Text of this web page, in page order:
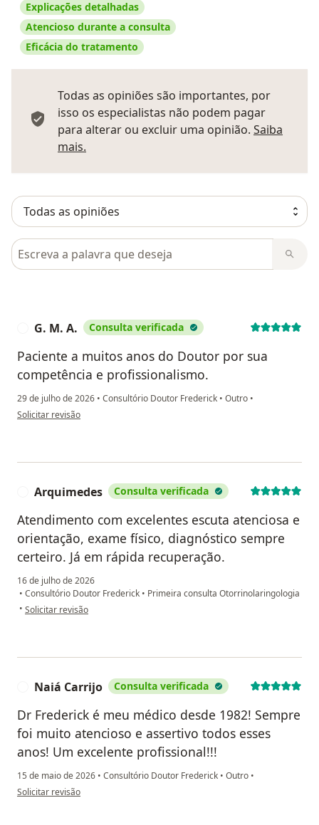
Explicações detalhadas
Atencioso durante a consulta
Eficácia do tratamento
Todas as opiniões são importantes, por
isso os especialistas não podem pagar
para alterar ou excluir uma opinião. Saiba
mais.
Pesquisar em opiniões
G. M. A. Consulta verificada
Paciente a muitos anos do Doutor por sua
competência e profissionalismo.
29 de julho de 2026 • Consultório Doutor Frederick • Outro •
na opinião do utilizador G. M. A.
Solicitar revisão
Arquimedes Consulta verificada
Atendimento com excelentes escuta atenciosa e
orientação, exame físico, diagnóstico sempre
certeiro. Já em rápida recuperação.
16 de julho de 2026
• Consultório Doutor Frederick • Primeira consulta Otorrinolaringologia
• na opinião do utilizador Arquimedes
Solicitar revisão
Naiá Carrijo Consulta verificada
Dr Frederick é meu médico desde 1982! Sempre
foi muito atencioso e assertivo todos esses
anos! Um excelente profissional!!!
15 de maio de 2026 • Consultório Doutor Frederick • Outro •
na opinião do utilizador Naiá Carrijo
Solicitar revisão